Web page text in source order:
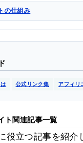
の仕組み
公式リンク集 アフィリ
ト関連記事一覧
役立つ記事を紹介